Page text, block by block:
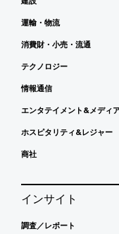
運輸・物流
消費財・小売・流通
テクノロジー
情報通信
エンタテイメント&メディ
ホスピタリティ&レジャー
商社
インサイト
調査／レポート